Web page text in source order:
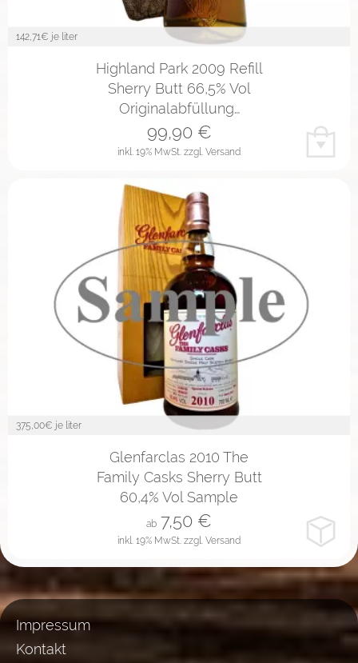
142,71€ je liter
Highland Park 2009 Refill
Sherry Butt 66,5% Vol
Originalabfüllung…
inkl. 19% MwSt. zzgl. Versand
99,90€
375,00€ je liter
Glenfarclas 2010 The
Family Casks Sherry Butt
60,4% Vol Sample
inkl. 19% MwSt. zzgl. Versand
ab 7,50 €
Impressum
Kontakt